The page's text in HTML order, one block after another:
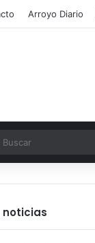
Arroyo Diario
noticias